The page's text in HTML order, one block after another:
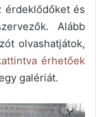
érdeklődőket és
Alább
olvashatjátok,
érhetőek
galériát.